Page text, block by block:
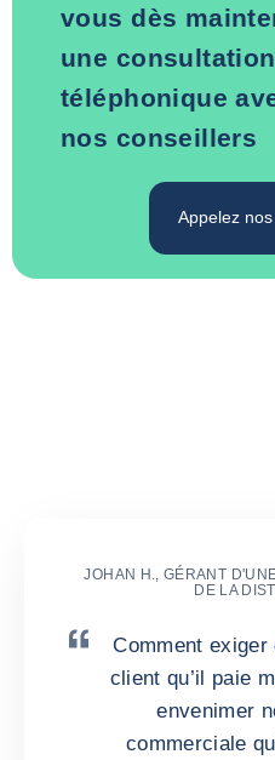
vous dès
une consultation
téléphonique
nos conseillers
Appelez
JOHAN H., GÉRANT
DE LA
Comment exiger
client qu’il paie
envenimer
commerciale